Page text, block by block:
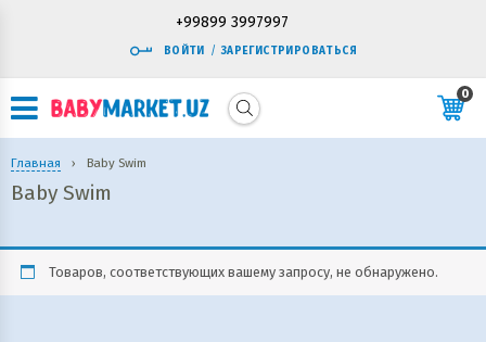
+99899 3997997
ВОЙТИ / ЗАРЕГИСТРИРОВАТЬСЯ
0
Главная › Baby Swim
Baby Swim
Товаров, соответствующих вашему запросу, не обнаружено.